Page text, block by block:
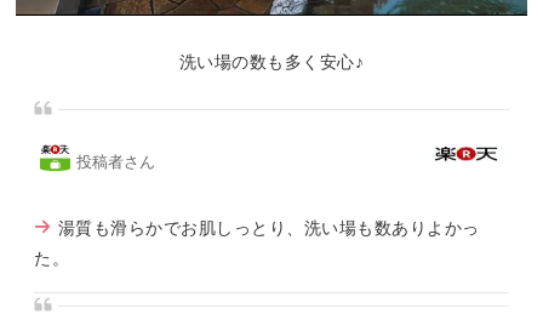
洗い場の数も多く安心♪
投稿者さん
湯質も滑らかでお肌しっとり、洗い場も数ありよかっ
た。